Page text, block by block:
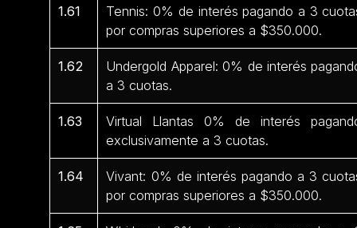
1.61
Tennis: 0% de interés pagando a 3
por compras superiores a $350.000.
1.62
Undergold Apparel: 0% de interés
a 3 cuotas.
1.63
Virtual Llantas 0% de interés
exclusivamente a 3 cuotas.
1.64
Vivant: 0% de interés pagando a 3
por compras superiores a $350.000.